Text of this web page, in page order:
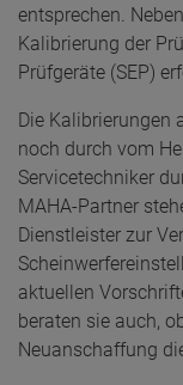
entsprechen.
Kalibrierung der
Prüfgeräte (SEP)
Die Kalibrierungen
noch durch vom
Servicetechniker
MAHA-Partner
Dienstleister zur
aktuellen
beraten sie auch,
Neuanschaffung